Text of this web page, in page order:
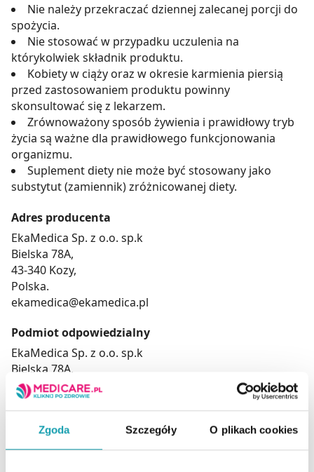
Zgoda Szczegóły O plikach cookies
Nie należy przekraczać dziennej zalecanej porcji do
spożycia.
Nie stosować w przypadku uczulenia na
którykolwiek składnik produktu.
Kobiety w ciąży oraz w okresie karmienia piersią
przed zastosowaniem produktu powinny
skonsultować się z lekarzem.
Zrównoważony sposób żywienia i prawidłowy tryb
życia są ważne dla prawidłowego funkcjonowania
organizmu.
Suplement diety nie może być stosowany jako
substytut (zamiennik) zróżnicowanej diety.
Adres producenta
EkaMedica Sp. z o.o. sp.k
Bielska 78A,
43-340 Kozy,
Polska.
ekamedica@ekamedica.pl
Podmiot odpowiedzialny
EkaMedica Sp. z o.o. sp.k
Bielska 78A,
43-340 Kozy,
Polska.